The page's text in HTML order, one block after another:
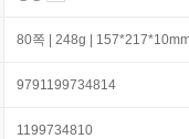
80쪽 | 248g |
9791199734814
1199734810